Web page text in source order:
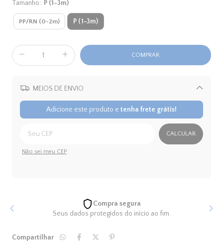
Tamanho:: P (1-3m)
PP/RN (0-2m) P (1-3m)
MEIOS DE ENVIO
Adicione este produto e tenha frete grátis!
CALCULAR
Não sei meu CEP
Compra segura
Seus dados protegidos do início ao fim.
Compartilhar